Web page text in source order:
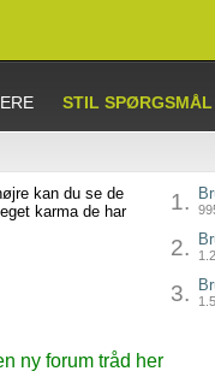
STIL SPØRGSMÅL
kan du se de
karma de har
1.
2.
3.
ny forum tråd her